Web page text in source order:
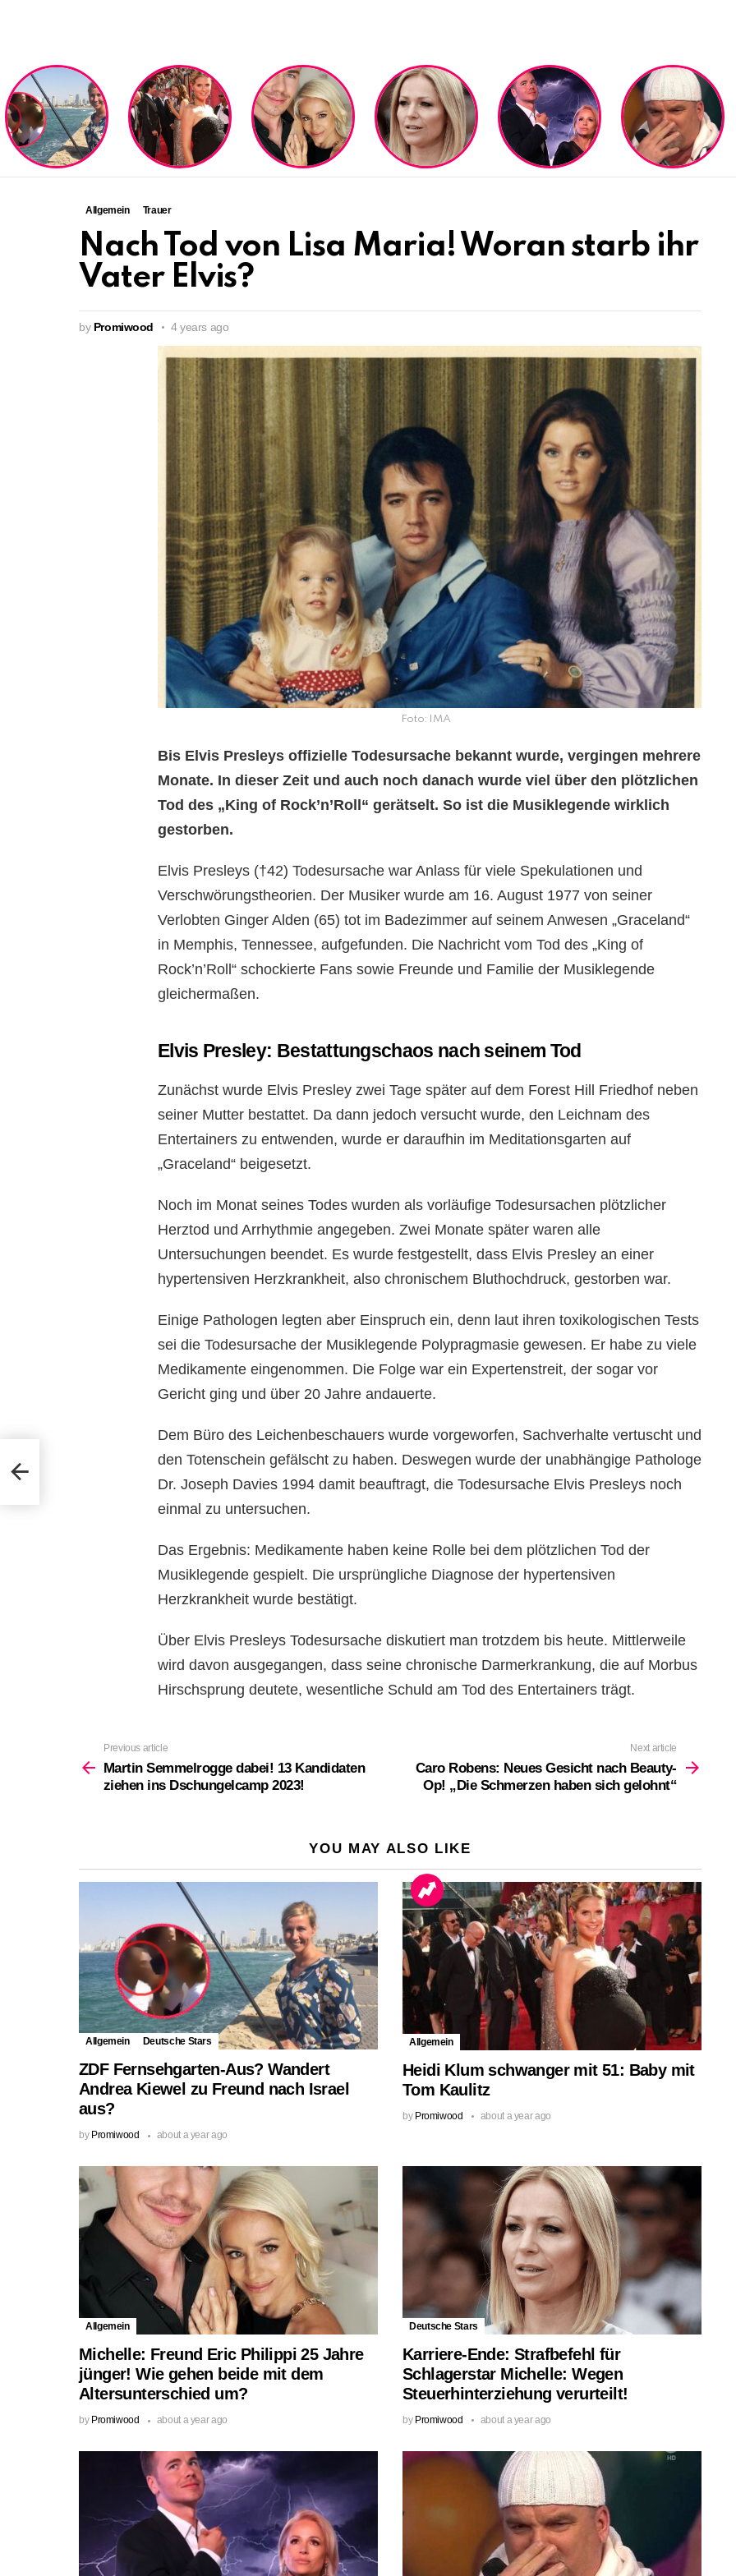
LATEST
STORIES
Allgemein Trauer
Nach Tod von Lisa Maria! Woran starb ihr
Vater Elvis?
by Promiwood 4 years ago
Foto: IMA
Bis Elvis Presleys offizielle Todesursache bekannt wurde, vergingen mehrere
Monate. In dieser Zeit und auch noch danach wurde viel über den plötzlichen
Tod des „King of Rock’n’Roll“ gerätselt. So ist die Musiklegende wirklich
gestorben.
Elvis Presleys (†42) Todesursache war Anlass für viele Spekulationen und
Verschwörungstheorien. Der Musiker wurde am 16. August 1977 von seiner
Verlobten Ginger Alden (65) tot im Badezimmer auf seinem Anwesen „Graceland“
in Memphis, Tennessee, aufgefunden. Die Nachricht vom Tod des „King of
Rock’n’Roll“ schockierte Fans sowie Freunde und Familie der Musiklegende
gleichermaßen.
Elvis Presley: Bestattungschaos nach seinem Tod
Zunächst wurde Elvis Presley zwei Tage später auf dem Forest Hill Friedhof neben
seiner Mutter bestattet. Da dann jedoch versucht wurde, den Leichnam des
Entertainers zu entwenden, wurde er daraufhin im Meditationsgarten auf
„Graceland“ beigesetzt.
Noch im Monat seines Todes wurden als vorläufige Todesursachen plötzlicher
Herztod und Arrhythmie angegeben. Zwei Monate später waren alle
Untersuchungen beendet. Es wurde festgestellt, dass Elvis Presley an einer
hypertensiven Herzkrankheit, also chronischem Bluthochdruck, gestorben war.
Einige Pathologen legten aber Einspruch ein, denn laut ihren toxikologischen Tests
sei die Todesursache der Musiklegende Polypragmasie gewesen. Er habe zu viele
Medikamente eingenommen. Die Folge war ein Expertenstreit, der sogar vor
Gericht ging und über 20 Jahre andauerte.
Dem Büro des Leichenbeschauers wurde vorgeworfen, Sachverhalte vertuscht und
den Totenschein gefälscht zu haben. Deswegen wurde der unabhängige Pathologe
Dr. Joseph Davies 1994 damit beauftragt, die Todesursache Elvis Presleys noch
einmal zu untersuchen.
Das Ergebnis: Medikamente haben keine Rolle bei dem plötzlichen Tod der
Musiklegende gespielt. Die ursprüngliche Diagnose der hypertensiven
Herzkrankheit wurde bestätigt.
Über Elvis Presleys Todesursache diskutiert man trotzdem bis heute. Mittlerweile
wird davon ausgegangen, dass seine chronische Darmerkrankung, die auf Morbus
Hirschsprung deutete, wesentliche Schuld am Tod des Entertainers trägt.
more
Previous article
Martin Semmelrogge dabei! 13 Kandidaten
ziehen ins Dschungelcamp 2023!
Next article
Caro Robens: Neues Gesicht nach Beauty-
Op! „Die Schmerzen haben sich gelohnt“
YOU MAY ALSO LIKE
Allgemein Deutsche Stars
ZDF Fernsehgarten-Aus? Wandert
Andrea Kiewel zu Freund nach Israel
aus?
by Promiwood about a year ago
Allgemein
Heidi Klum schwanger mit 51: Baby mit
Tom Kaulitz
by Promiwood about a year ago
Allgemein
Michelle: Freund Eric Philippi 25 Jahre
jünger! Wie gehen beide mit dem
Altersunterschied um?
by Promiwood about a year ago
Deutsche Stars
Karriere-Ende: Strafbefehl für
Schlagerstar Michelle: Wegen
Steuerhinterziehung verurteilt!
by Promiwood about a year ago